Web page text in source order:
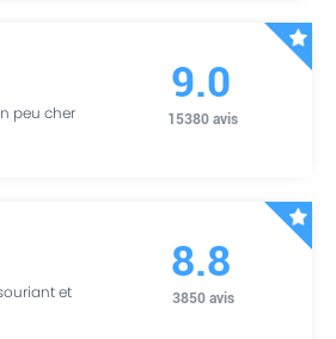
peu cher
9.0
15380 avis
et
8.8
3850 avis